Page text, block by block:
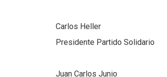
Carlos Heller
Presidente Partido Solidario
Juan Carlos Junio